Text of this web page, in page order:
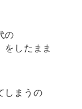
の
をしたまま
しまうの